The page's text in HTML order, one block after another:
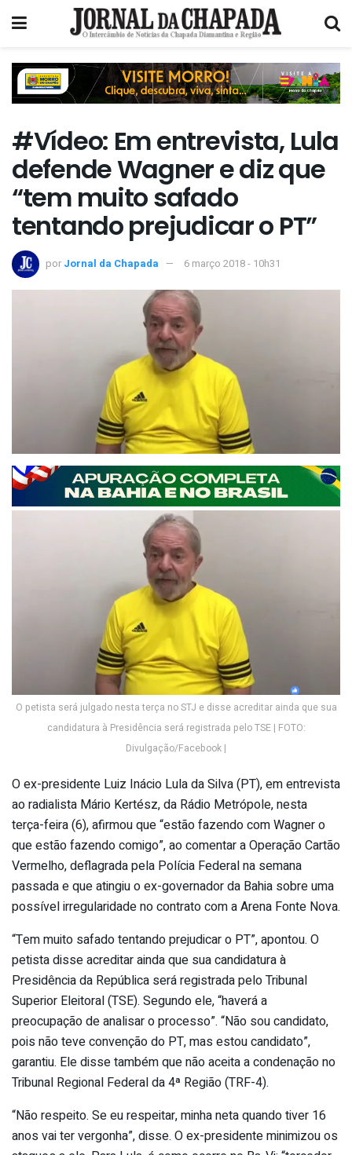
#Vídeo: Em entrevista, Lula
defende Wagner e diz que
“tem muito safado
tentando prejudicar o PT”
por Jornal da Chapada 6 março 2018 - 10h31
O petista será julgado nesta terça no STJ e disse acreditar ainda que sua
candidatura à Presidência será registrada pelo TSE | FOTO:
Divulgação/Facebook |
O ex-presidente Luiz Inácio Lula da Silva (PT), em entrevista
ao radialista Mário Kertész, da Rádio Metrópole, nesta
terça-feira (6), afirmou que “estão fazendo com Wagner o
que estão fazendo comigo”, ao comentar a Operação Cartão
Vermelho, deflagrada pela Polícia Federal na semana
passada e que atingiu o ex-governador da Bahia sobre uma
possível irregularidade no contrato com a Arena Fonte Nova.
“Tem muito safado tentando prejudicar o PT”, apontou. O
petista disse acreditar ainda que sua candidatura à
Presidência da República será registrada pelo Tribunal
Superior Eleitoral (TSE). Segundo ele, “haverá a
preocupação de analisar o processo”. “Não sou candidato,
pois não teve convenção do PT, mas estou candidato”,
garantiu. Ele disse também que não aceita a condenação no
Tribunal Regional Federal da 4ª Região (TRF-4).
“Não respeito. Se eu respeitar, minha neta quando tiver 16
anos vai ter vergonha”, disse. O ex-presidente minimizou os